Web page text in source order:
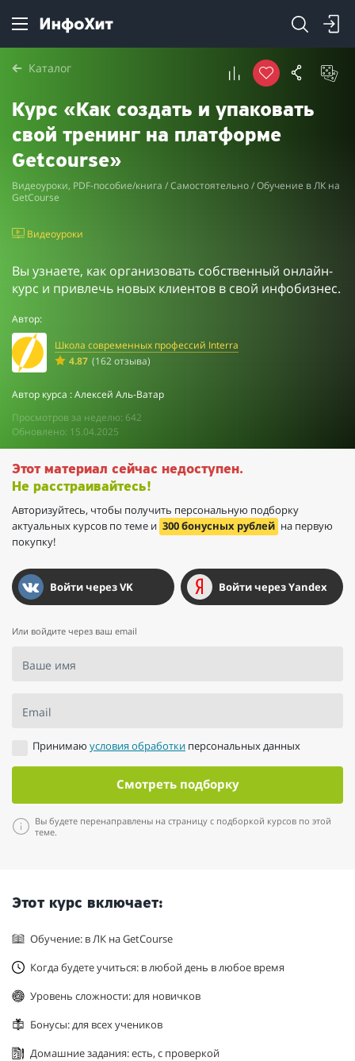
Каталог
Курс «Как создать и упаковать
свой тренинг на платформе
Getcourse»
Видеоуроки, PDF-пособие/книга / Самостоятельно / Обучение в ЛК на
GetCourse
Видеоуроки
Вы узнаете, как организовать собственный онлайн-
курс и привлечь новых клиентов в свой инфобизнес.
Автор:
Школа современных профессий Interra
4.87 (162 отзыва)
Автор курса : Алексей Аль-Ватар
Просмотров за неделю: 642
Обновлено: 15.04.2025
Этот материал сейчас недоступен.
Не расстраивайтесь!
Авторизуйтесь, чтобы получить персональную подборку
актуальных курсов по теме и 300 бонусных рублей на первую
покупку!
Войти через VK Войти через Yandex
Или войдите через ваш email
Ваше имя
Email
Принимаю условия обработки персональных данных
Смотреть подборку
Вы будете перенаправлены на страницу с подборкой курсов по этой
теме.
Этот курс включает:
Обучение: в ЛК на GetCourse
Когда будете учиться: в любой день в любое время
Уровень сложности: для новичков
Бонусы: для всех учеников
Домашние задания: есть, с проверкой